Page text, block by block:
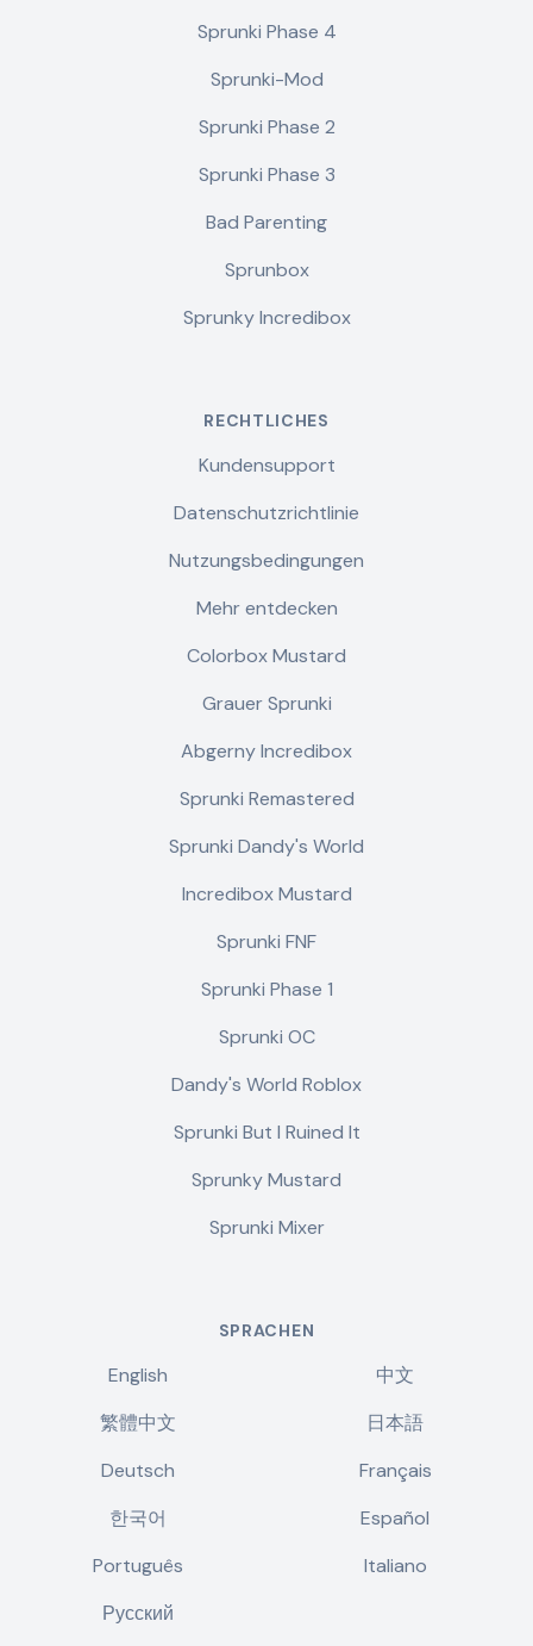
Sprunki Phase 4
Sprunki-Mod
Sprunki Phase 2
Sprunki Phase 3
Bad Parenting
Sprunbox
Sprunky Incredibox
RECHTLICHES
Kundensupport
Datenschutzrichtlinie
Nutzungsbedingungen
Mehr entdecken
Colorbox Mustard
Grauer Sprunki
Abgerny Incredibox
Sprunki Remastered
Sprunki Dandy's World
Incredibox Mustard
Sprunki FNF
Sprunki Phase 1
Sprunki OC
Dandy's World Roblox
Sprunki But I Ruined It
Sprunky Mustard
Sprunki Mixer
SPRACHEN
English
中文
繁體中文
日本語
Deutsch
Français
한국어
Español
Português
Italiano
Русский